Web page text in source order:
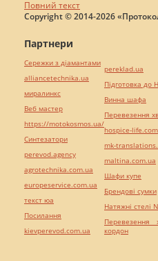
Повний текст
Copyright © 2014-2026
Партнери
Сережки з діамантами
alliancetechnika.ua
миралинкс
Веб мастер
https://motokosmos.ua/
Синтезатори
perevod.agency
agrotechnika.com.ua
europeservice.com.ua
текст юа
Посилання
kievperevod.com.ua
pereklad.ua
Підготовка
Винна шафа
Перевезення
hospice-
mk-
maltina.com.ua
Шафи купе
Брендові сумки
Натяжні стелі
Перевезення
кордон